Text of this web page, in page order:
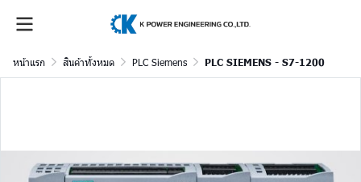
หน้าแรก สินค้าทั้งหมด PLC Siemens PLC SIEMENS - S7-1200